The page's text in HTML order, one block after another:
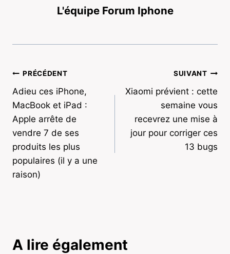
L'équipe Forum Iphone
Navigation
de
l’article
PRÉCÉDENT
Adieu ces iPhone,
MacBook et iPad :
Apple arrête de
vendre 7 de ses
produits les plus
populaires (il y a une
raison)
SUIVANT
Xiaomi prévient : cette
semaine vous
recevrez une mise à
jour pour corriger ces
13 bugs
A lire également